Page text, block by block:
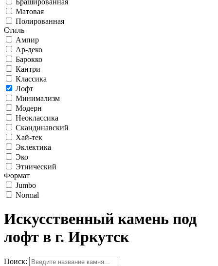
Брашированная
Матовая
Полированная
Стиль
Ампир
Ар-деко
Барокко
Кантри
Классика
Лофт
Минимализм
Модерн
Неоклассика
Скандинавский
Хай-тек
Эклектика
Эко
Этнический
Формат
Jumbo
Normal
Искусственный камень под
лофт в г. Иркутск
Поиск: